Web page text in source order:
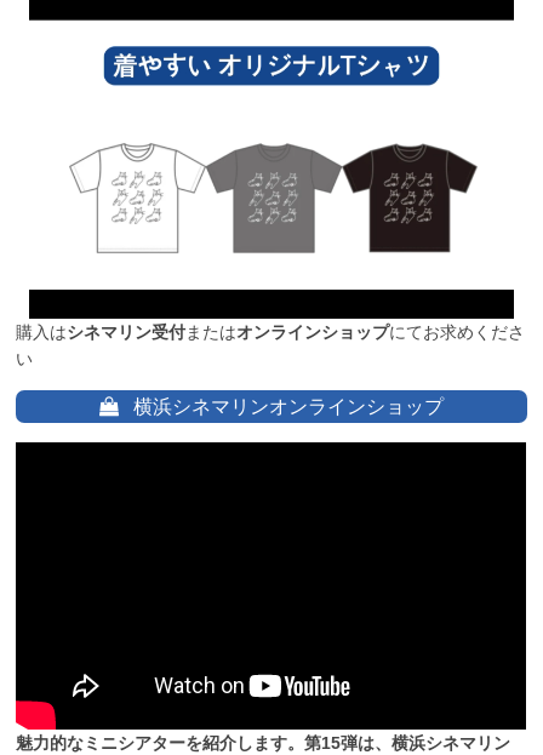
購入はシネマリン受付またはオンラインショップにてお求めくださ
い
横浜シネマリンオンラインショップ
魅力的なミニシアターを紹介します。第15弾は、横浜シネマリン